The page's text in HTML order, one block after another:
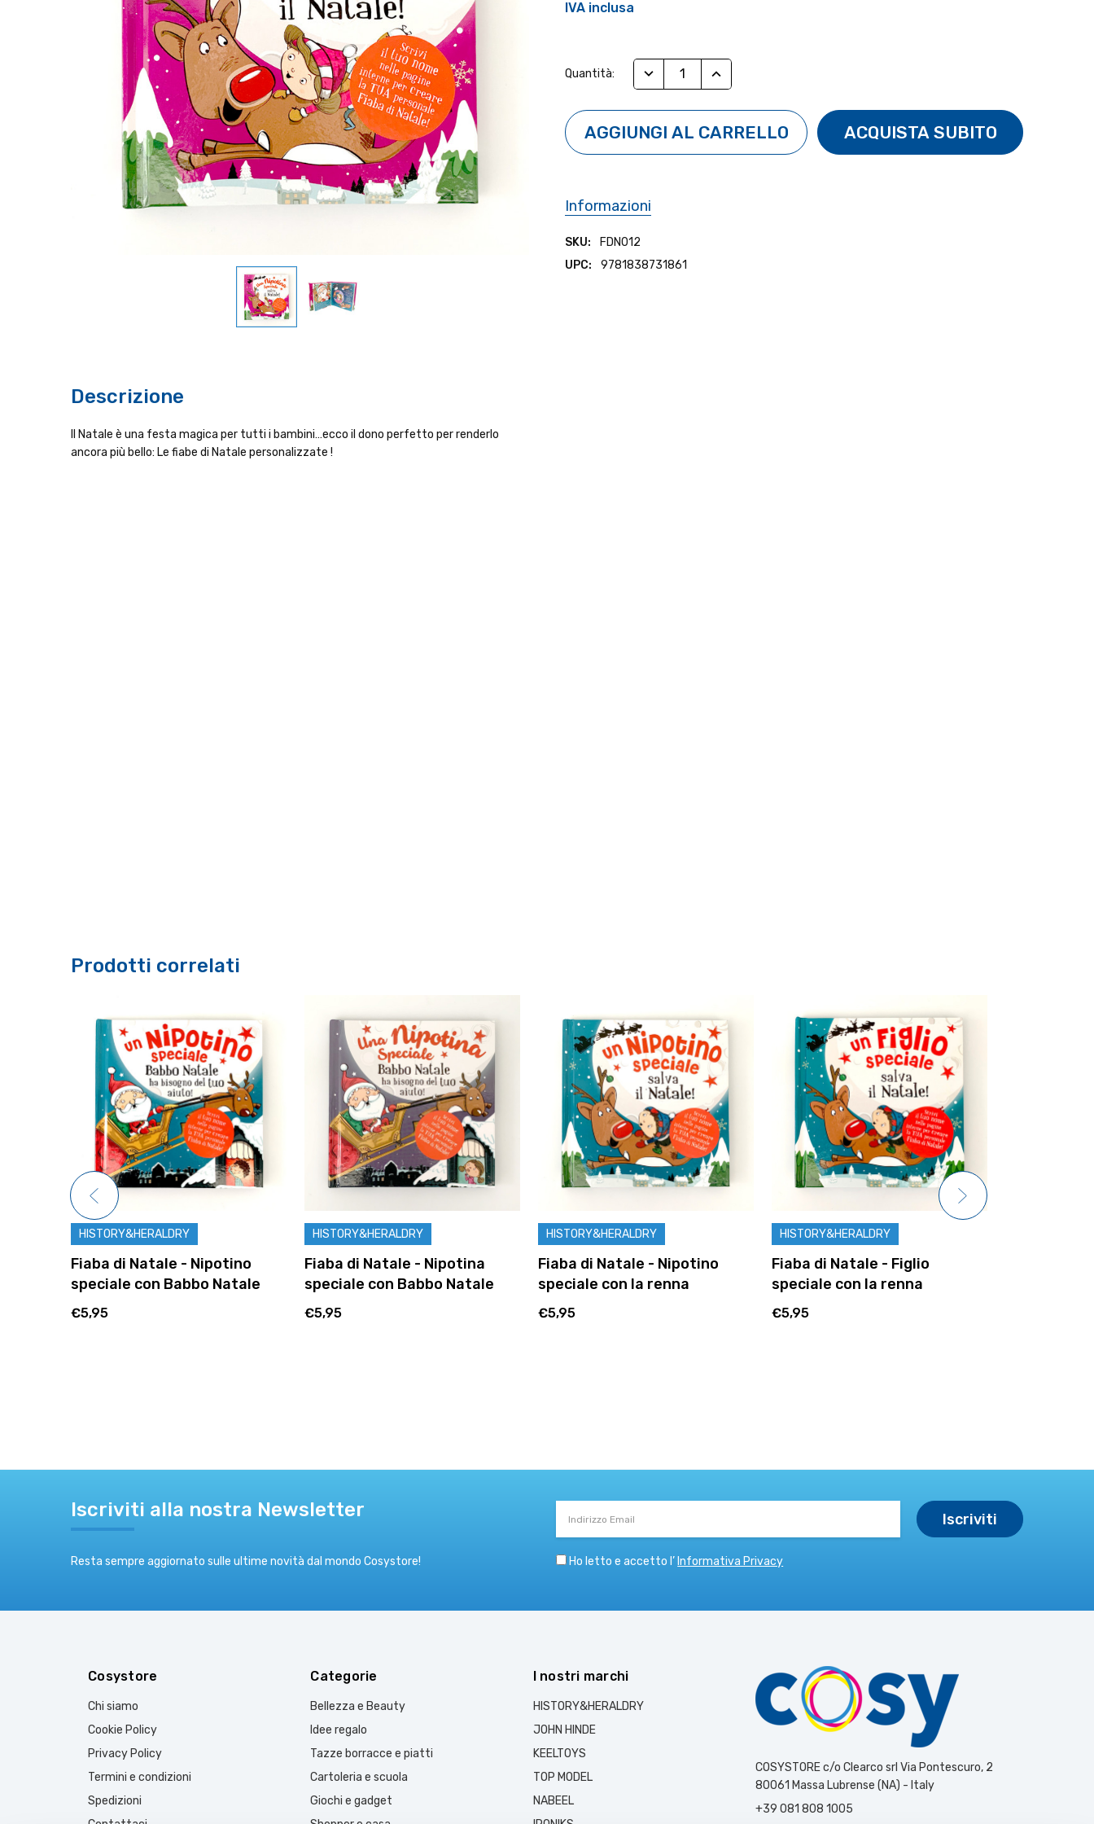
IVA inclusa
Attuale:
Quantità: RIDUCI QUANTITÀ:AUMENTA QUANTITÀ:
Informazioni
SKU:
FDN012
UPC:
9781838731861
Descrizione
Il Natale è una festa magica per tutti i bambini…ecco il dono perfetto per renderlo
ancora più bello: Le fiabe di Natale personalizzate !
Prodotti correlati
HISTORY&HERALDRY
Fiaba di Natale - Nipotino
speciale con Babbo Natale
€5,95
HISTORY&HERALDRY
Fiaba di Natale - Nipotina
speciale con Babbo Natale
€5,95
HISTORY&HERALDRY
Fiaba di Natale - Nipotino
speciale con la renna
€5,95
HISTORY&HERALDRY
Fiaba di Natale - Figlio
speciale con la renna
€5,95
Iscriviti alla nostra Newsletter
Resta sempre aggiornato sulle ultime novità dal mondo Cosystore!
Email
Ho letto e accetto l’ Informativa Privacy
Cosystore
Chi siamo
Cookie Policy
Privacy Policy
Termini e condizioni
Spedizioni
Categorie
Bellezza e Beauty
Idee regalo
Tazze borracce e piatti
Cartoleria e scuola
Giochi e gadget
I nostri marchi
HISTORY&HERALDRY
JOHN HINDE
KEELTOYS
TOP MODEL
NABEEL
COSYSTORE c/o Clearco srl Via Pontescuro, 2
80061 Massa Lubrense (NA) - Italy
+39 081 808 1005